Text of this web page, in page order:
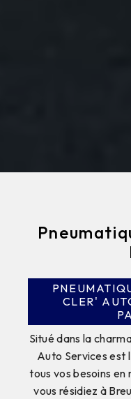
CLER'
Situé dans la
Auto Services est
tous vos besoins
vous résidiez à